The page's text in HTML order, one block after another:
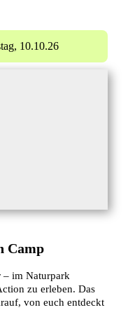
10.10.26
Camp
– im Naturpark
zu erleben. Das
von euch entdeckt